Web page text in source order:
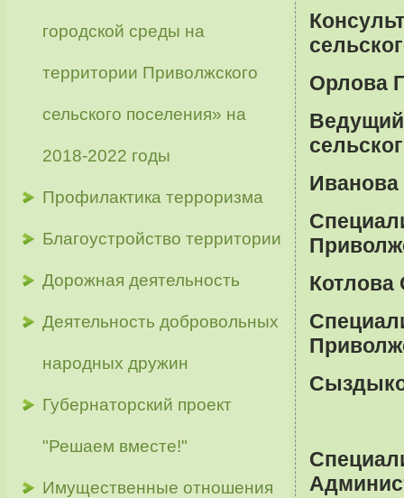
городской среды на
территории Приволжского
сельского поселения» на
2018-2022 годы
Профилактика терроризма
Благоустройство территории
Дорожная деятельность
Деятельность добровольных
народных дружин
Губернаторский проект
"Решаем вместе!"
Имущественные отношения
Орлова
Иванова
Котлова